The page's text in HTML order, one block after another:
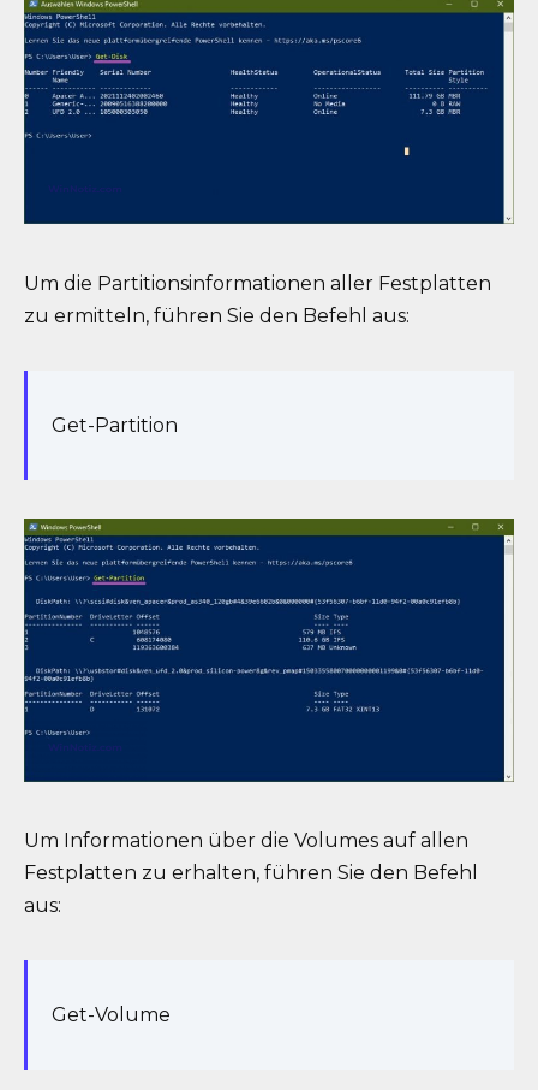
Um die Partitionsinformationen aller Festplatten
zu ermitteln, führen Sie den Befehl aus:
Get-Partition
Um Informationen über die Volumes auf allen
Festplatten zu erhalten, führen Sie den Befehl
aus:
Get-Volume